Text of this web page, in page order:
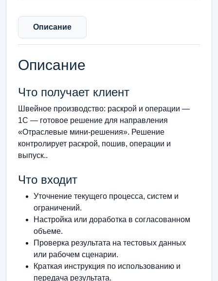
Описание
Описание
Что получает клиент
Швейное производство: раскрой и операции —
1С — готовое решение для направления
«Отраслевые мини-решения». Решение
контролирует раскрой, пошив, операции и
выпуск..
Что входит
Уточнение текущего процесса, систем и
ограничений.
Настройка или доработка в согласованном
объеме.
Проверка результата на тестовых данных
или рабочем сценарии.
Краткая инструкция по использованию и
передача результата.